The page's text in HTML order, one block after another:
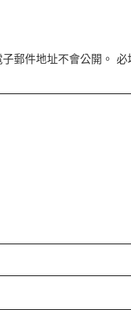
郵件地址不會公開。 必